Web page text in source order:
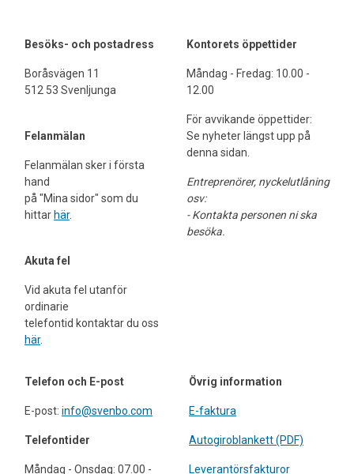
Besöks- och postadress
Boråsvägen 11
512 53 Svenljunga
Felanmälan
Felanmälan sker i första
hand
på "Mina sidor" som du
hittar här.
Akuta fel
Vid akuta fel utanför
ordinarie
telefontid kontaktar du oss
här.
Kontorets öppettider
Måndag - Fredag: 10.00 -
12.00
För avvikande öppettider:
Se nyheter längst upp på
denna sidan.
Entreprenörer, nyckelutlåning
osv:
- Kontakta personen ni ska
besöka.
Telefon och E-post
E-post: info@svenbo.com
Telefontider
Måndag - Onsdag: 07.00 -
Övrig information
E-faktura
Autogiroblankett (PDF)
Leverantörsfakturor